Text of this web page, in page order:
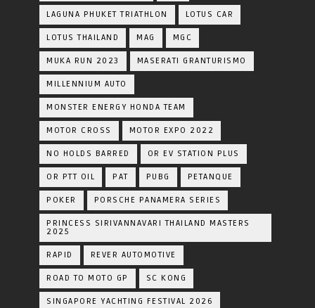
LAGUNA PHUKET TRIATHLON LOTUS CAR
LOTUS THAILAND MAG MGC
MUKA RUN 2023 MASERATI GRANTURISMO
MILLENNIUM AUTO
MONSTER ENERGY HONDA TEAM
MOTOR CROSS MOTOR EXPO 2022
NO HOLDS BARRED OR EV STATION PLUS
OR PTT OIL PAT PUBG PETANQUE
POKER PORSCHE PANAMERA SERIES
PRINCESS SIRIVANNAVARI THAILAND MASTERS
2025
RAPID REVER AUTOMOTIVE
ROAD TO MOTO GP SC KONG
SINGAPORE YACHTING FESTIVAL 2026